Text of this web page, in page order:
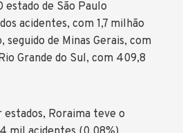
estado de São Paulo
acidentes, com 1,7 milhão
seguido de Minas Gerais, com
Grande do Sul, com 409,8
estados, Roraima teve o